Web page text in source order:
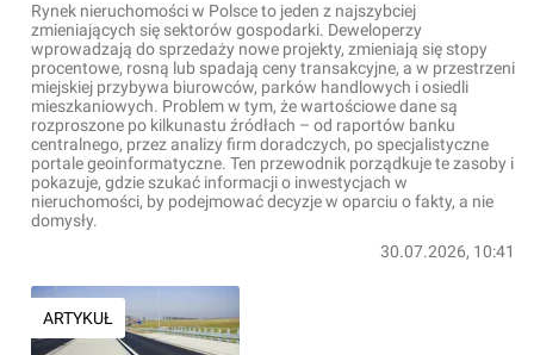
Rynek nieruchomości w Polsce to jeden z najszybciej
zmieniających się sektorów gospodarki. Deweloperzy
wprowadzają do sprzedaży nowe projekty, zmieniają się stopy
procentowe, rosną lub spadają ceny transakcyjne, a w przestrzeni
miejskiej przybywa biurowców, parków handlowych i osiedli
mieszkaniowych. Problem w tym, że wartościowe dane są
rozproszone po kilkunastu źródłach – od raportów banku
centralnego, przez analizy firm doradczych, po specjalistyczne
portale geoinformatyczne. Ten przewodnik porządkuje te zasoby i
pokazuje, gdzie szukać informacji o inwestycjach w
nieruchomości, by podejmować decyzje w oparciu o fakty, a nie
domysły.
30.07.2026, 10:41
ARTYKUŁ